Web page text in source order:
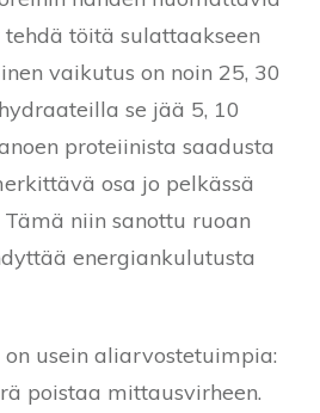
töitä sulattaakseen
vaikutus on noin 25, 30
se jää 5, 10
proteiinista saadusta
osa jo pelkässä
niin sanottu ruoan
energiankulutusta
usein aliarvostetuimpia:
poistaa mittausvirheen.